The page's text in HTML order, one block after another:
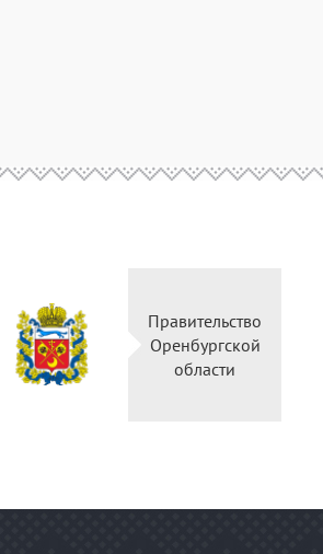
Правительство
Оренбургской
области